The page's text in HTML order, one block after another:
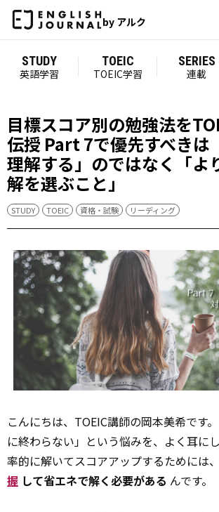
by アルク
STUDY
英語学習
TOEIC
TOEIC学習
SERIES
連載
目標スコア別の勉強法を
伝授 Part 7で優先すべきは
理解する」のではなく「よ
解を選ぶこと」
STUDY TOEIC 資格・試験 リーディング
こんにちは、TOEIC講師の岡本美希です
に終わらない」という悩みを、よく耳に
率的に解いてスコアアップするためには、
握 して省エネで解く必要がある んです。